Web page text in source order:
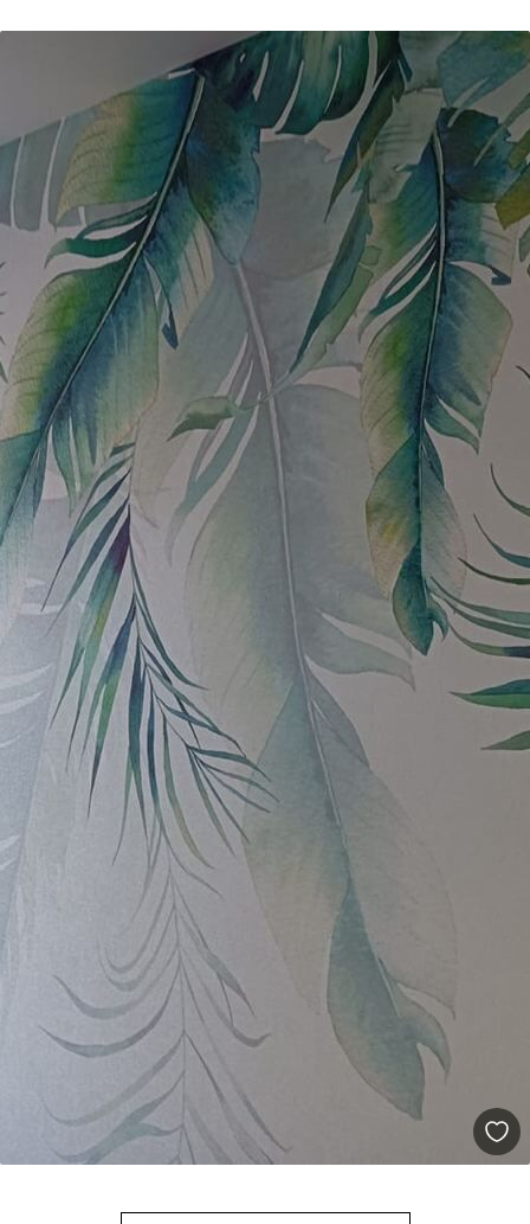
käsnaga. Lakkviimistlusega tapeedid
võib puhastada veega.
Rakendusmeetod Suurepärane rakendus
Saadaolevad materjalid
Standard
44.98 26.99 /m²
Premium
56.67 34
Premium vinüül
65.0039.00
Peel and Stick
81 .6749.00 €/m²